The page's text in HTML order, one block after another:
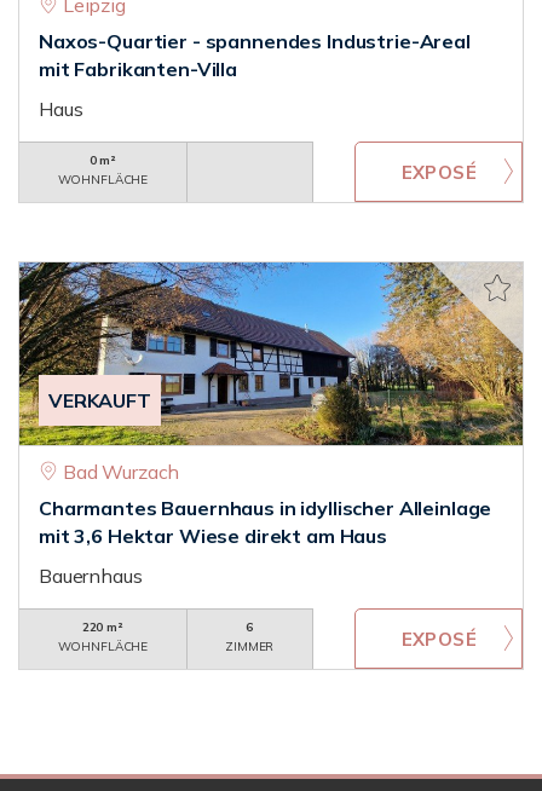
Leipzig
Naxos-Quartier - spannendes Industrie-Areal
mit Fabrikanten-Villa
Haus
0 m²
WOHNFLÄCHE
VERKAUFT
Bad Wurzach
Charmantes Bauernhaus in idyllischer Alleinlage
mit 3,6 Hektar Wiese direkt am Haus
Bauernhaus
220 m²
WOHNFLÄCHE
6
ZIMMER